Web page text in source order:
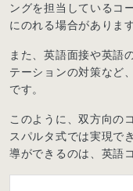
ングを担当しているコ
にのれる場合があります
また、英語面接や英語
テーションの対策など
です。
このように、双方向の
スパルタ式では実現で
導ができるのは、英語